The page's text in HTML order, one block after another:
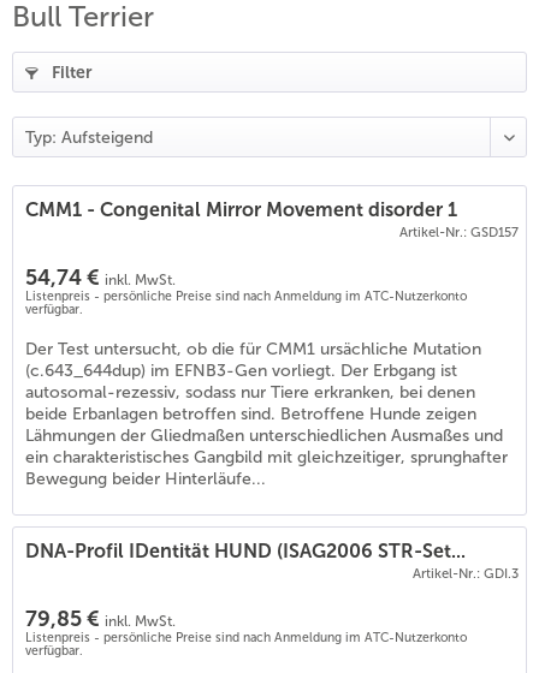
Bull Terrier
Filter
CMM1 - Congenital Mirror Movement disorder 1
Artikel-Nr.: GSD157
54,74 € inkl. MwSt.
Listenpreis - persönliche Preise sind nach Anmeldung im ATC-Nutzerkonto
verfügbar.
Der Test untersucht, ob die für CMM1 ursächliche Mutation
(c.643_644dup) im EFNB3-Gen vorliegt. Der Erbgang ist
autosomal-rezessiv, sodass nur Tiere erkranken, bei denen
beide Erbanlagen betroffen sind. Betroffene Hunde zeigen
Lähmungen der Gliedmaßen unterschiedlichen Ausmaßes und
ein charakteristisches Gangbild mit gleichzeitiger, sprunghafter
Bewegung beider Hinterläufe...
DNA-Profil IDentität HUND (ISAG2006 STR-Set...
Artikel-Nr.: GDI.3
79,85 € inkl. MwSt.
Listenpreis - persönliche Preise sind nach Anmeldung im ATC-Nutzerkonto
verfügbar.